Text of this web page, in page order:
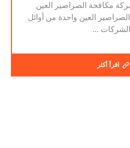
مكافحة الصراصير العين
العين واحدة من أوائل
الشركات ...
اقرأ أكثر